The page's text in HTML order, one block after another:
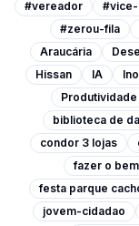
#vereador
#zerou-fila
Araucária
Hissan
IA
Produtividade
biblioteca de
condor 3 lojas
fazer o
festa parque
jovem-cidadao